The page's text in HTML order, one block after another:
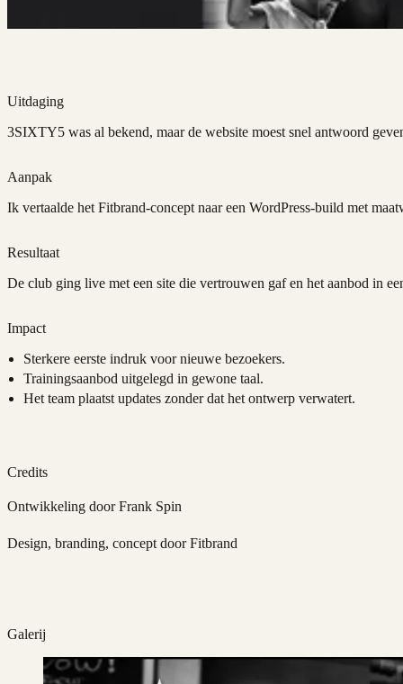
Uitdaging
3SIXTY5 was al bekend, maar de website moest snel antwoord
Aanpak
Ik vertaalde het Fitbrand-concept naar een WordPress-build met
Resultaat
De club ging live met een site die vertrouwen gaf en het aanbod in
Impact
Sterkere eerste indruk voor nieuwe bezoekers.
Trainingsaanbod uitgelegd in gewone taal.
Het team plaatst updates zonder dat het ontwerp verwatert.
Credits
Ontwikkeling door Frank Spin
Design, branding, concept door Fitbrand
Galerij